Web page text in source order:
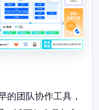
的团队协作工具，